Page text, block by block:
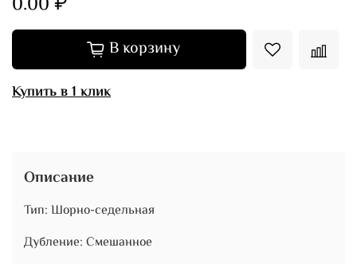
В корзину
Купить в 1 клик
Описание
Тип: Шорно-седельная
Дубление: Смешанное